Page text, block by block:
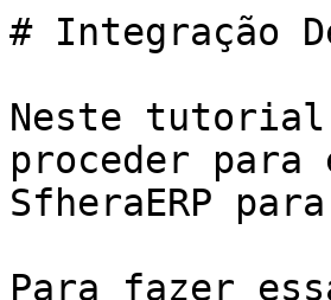
# Integração
Neste tutorial
proceder para
SfheraERP
Para fazer